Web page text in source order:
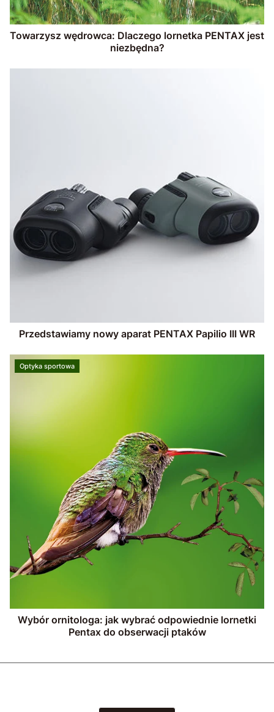
Towarzysz wędrowca: Dlaczego lornetka PENTAX jest
niezbędna?
Przedstawiamy nowy aparat PENTAX Papilio III WR
Optyka sportowa
Wybór ornitologa: jak wybrać odpowiednie lornetki
Pentax do obserwacji ptaków